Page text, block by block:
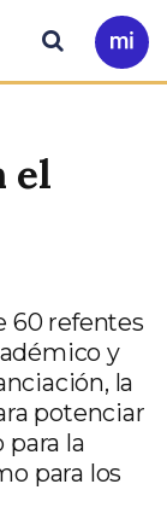
Ir
a
Buscar
el
60 refentes
y
la
potenciar
la
para los